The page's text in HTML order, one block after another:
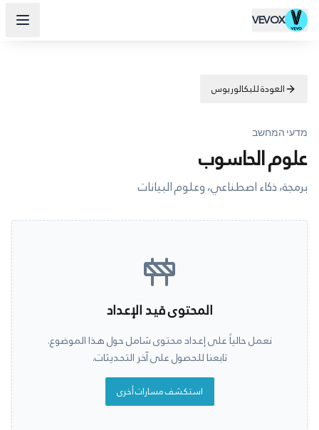
VEVOX
العودة للبكالوريوس
מדעי המחשב
علوم الحاسوب
برمجة، ذكاء اصطناعي، وعلوم البيانات
المحتوى قيد الإعداد
نعمل حالياً على إعداد محتوى شامل حول هذا الموضوع.
تابعنا للحصول على آخر التحديثات.
استكشف مسارات أخرى